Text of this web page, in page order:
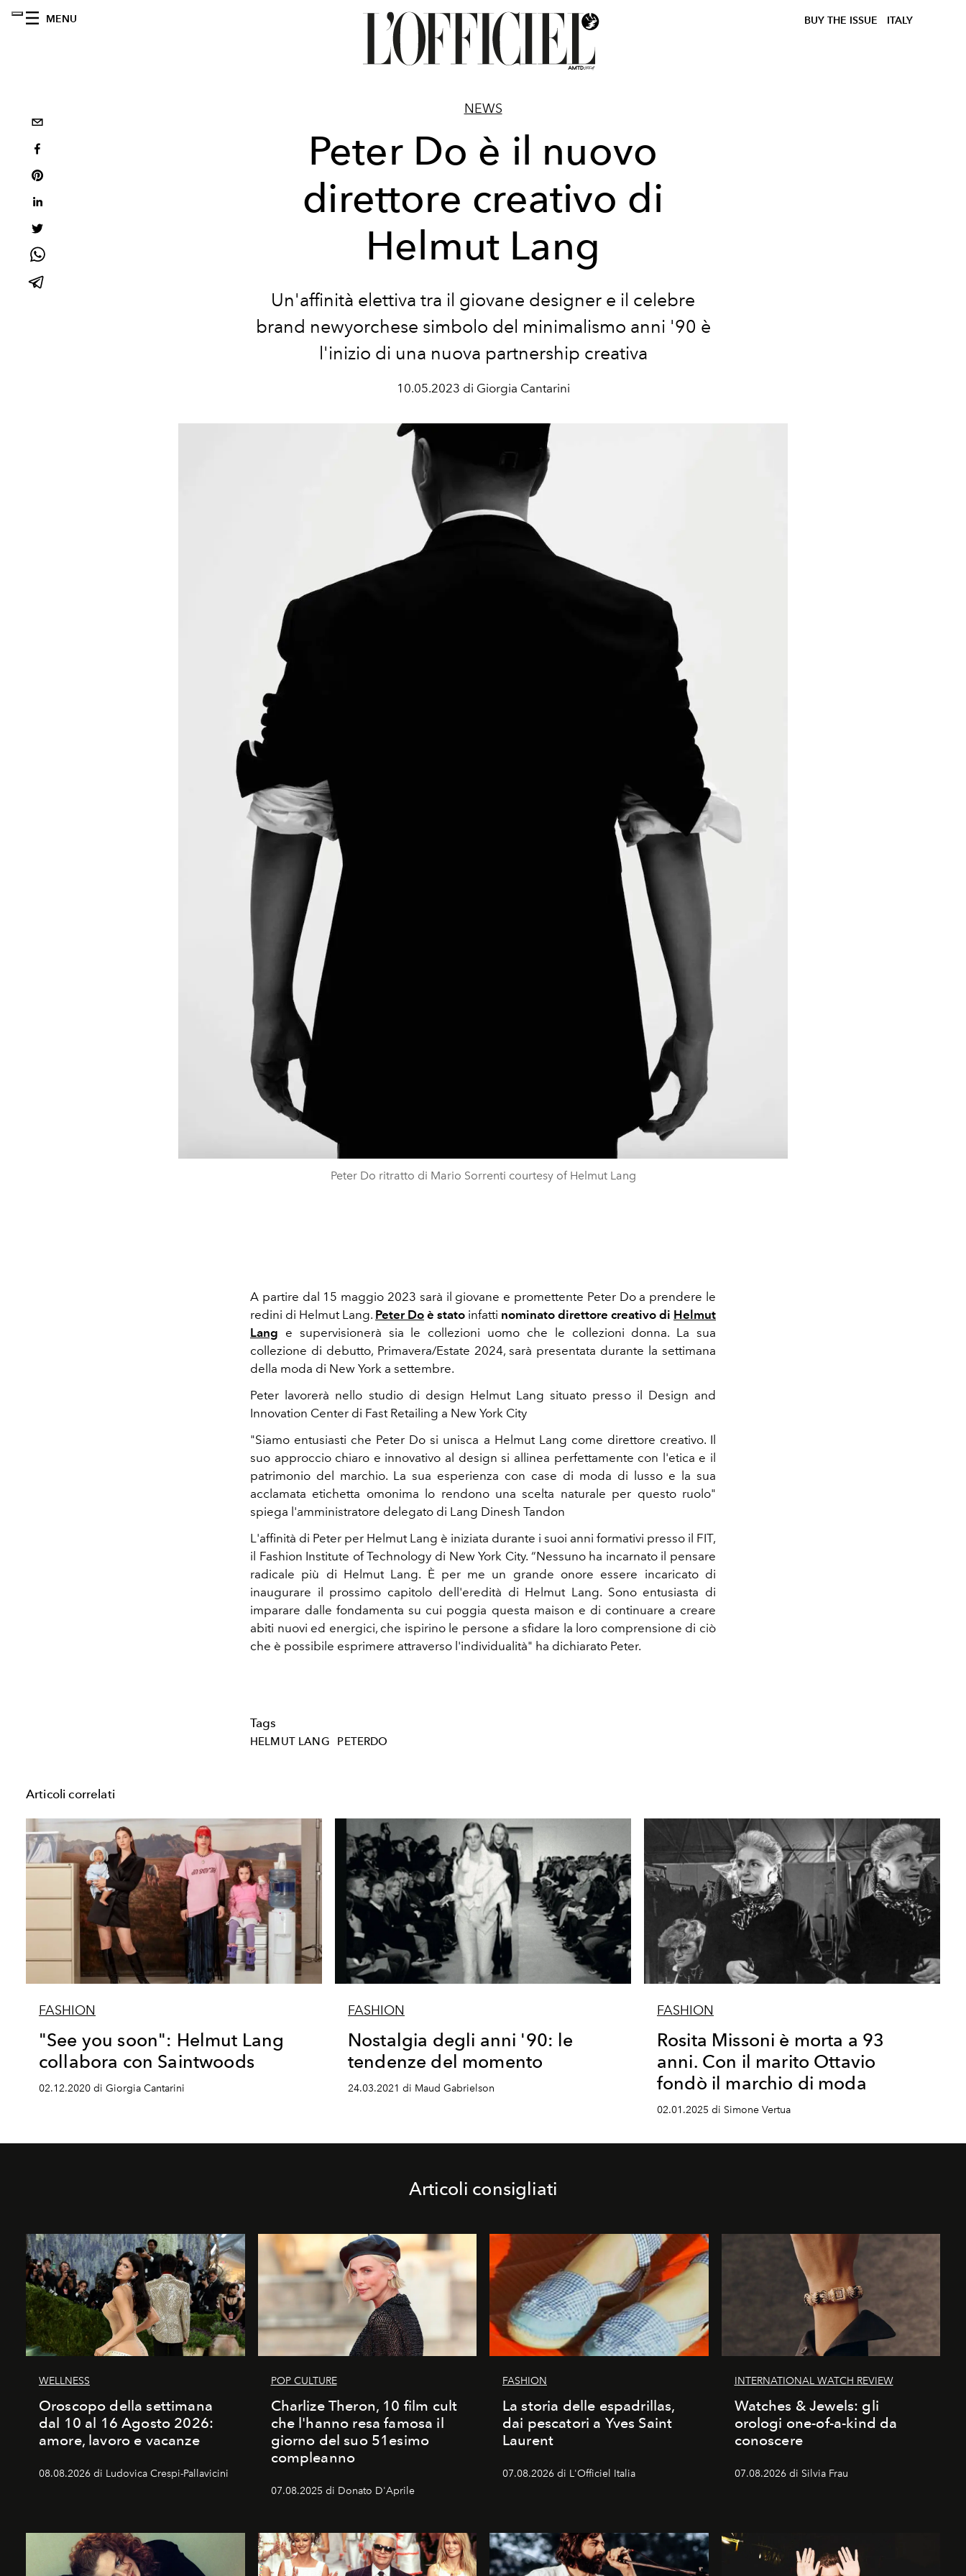
MENU BUY THE ISSUE ITALY
NEWS
Peter Do è il nuovo
direttore creativo di
Helmut Lang
Un'affinità elettiva tra il giovane designer e il celebre
brand newyorchese simbolo del minimalismo anni '90 è
l'inizio di una nuova partnership creativa
10.05.2023 di Giorgia Cantarini
Peter Do ritratto di Mario Sorrenti courtesy of Helmut Lang
A partire dal 15 maggio 2023 sarà il giovane e promettente Peter Do a prendere le
redini di Helmut Lang. Peter Do è stato infatti nominato direttore creativo di Helmut
Lang e supervisionerà sia le collezioni uomo che le collezioni donna. La sua
collezione di debutto, Primavera/Estate 2024, sarà presentata durante la settimana
della moda di New York a settembre.
Peter lavorerà nello studio di design Helmut Lang situato presso il Design and
Innovation Center di Fast Retailing a New York City
"Siamo entusiasti che Peter Do si unisca a Helmut Lang come direttore creativo. Il
suo approccio chiaro e innovativo al design si allinea perfettamente con l'etica e il
patrimonio del marchio. La sua esperienza con case di moda di lusso e la sua
acclamata etichetta omonima lo rendono una scelta naturale per questo ruolo"
spiega l'amministratore delegato di Lang Dinesh Tandon
L'affinità di Peter per Helmut Lang è iniziata durante i suoi anni formativi presso il FIT,
il Fashion Institute of Technology di New York City. “Nessuno ha incarnato il pensare
radicale più di Helmut Lang. È per me un grande onore essere incaricato di
inaugurare il prossimo capitolo dell'eredità di Helmut Lang. Sono entusiasta di
imparare dalle fondamenta su cui poggia questa maison e di continuare a creare
abiti nuovi ed energici, che ispirino le persone a sfidare la loro comprensione di ciò
che è possibile esprimere attraverso l'individualità" ha dichiarato Peter.
Tags
HELMUT LANG PETERDO
Articoli correlati
FASHION
"See you soon": Helmut Lang
collabora con Saintwoods
02.12.2020 di Giorgia Cantarini
FASHION
Nostalgia degli anni '90: le
tendenze del momento
24.03.2021 di Maud Gabrielson
FASHION
Rosita Missoni è morta a 93
anni. Con il marito Ottavio
fondò il marchio di moda
02.01.2025 di Simone Vertua
Articoli consigliati
WELLNESS
Oroscopo della settimana
dal 10 al 16 Agosto 2026:
amore, lavoro e vacanze
08.08.2026 di Ludovica Crespi-Pallavicini
POP CULTURE
Charlize Theron, 10 film cult
che l'hanno resa famosa il
giorno del suo 51esimo
compleanno
07.08.2025 di Donato D'Aprile
FASHION
La storia delle espadrillas,
dai pescatori a Yves Saint
Laurent
07.08.2026 di L'Officiel Italia
INTERNATIONAL WATCH REVIEW
Watches & Jewels: gli
orologi one-of-a-kind da
conoscere
07.08.2026 di Silvia Frau